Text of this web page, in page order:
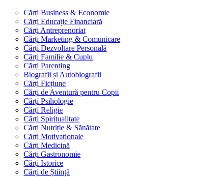
Cărți Business & Economie
Cărți Educație Financiară
Cărți Antreprenoriat
Cărți Marketing & Comunicare
Cărți Dezvoltare Personală
Cărți Familie & Cuplu
Cărți Parenting
Biografii și Autobiografii
Cărți Ficțiune
Cărți de Aventură pentru Copii
Cărți Psihologie
Cărți Religie
Cărți Spiritualitate
Cărți Nutriție & Sănătate
Cărți Motivaționale
Cărți Medicină
Cărți Gastronomie
Cărți Istorice
Cărți de Știință